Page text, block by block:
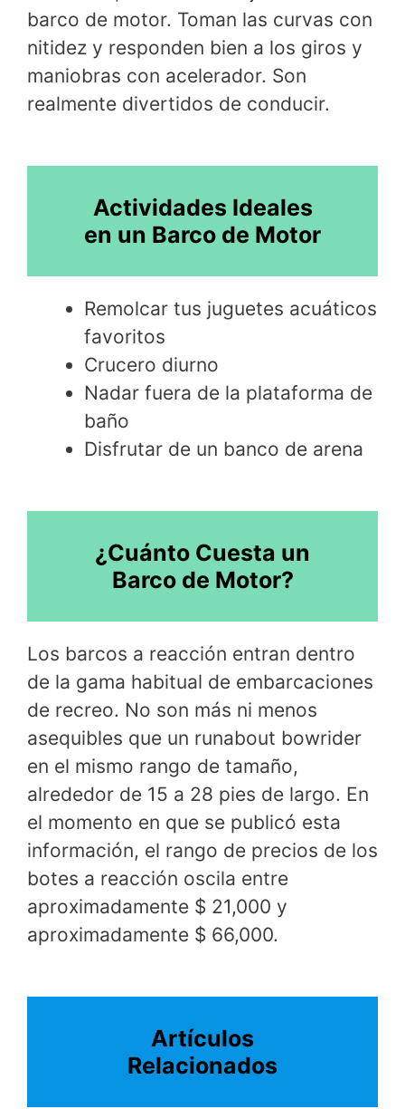
barco de motor. Toman las curvas con
nitidez y responden bien a los giros y
maniobras con acelerador. Son
realmente divertidos de conducir.
Actividades Ideales
en un Barco de Motor
Remolcar tus juguetes acuáticos
favoritos
Crucero diurno
Nadar fuera de la plataforma de
baño
Disfrutar de un banco de arena
¿Cuánto Cuesta un
Barco de Motor?
Los barcos a reacción entran dentro
de la gama habitual de embarcaciones
de recreo. No son más ni menos
asequibles que un runabout bowrider
en el mismo rango de tamaño,
alrededor de 15 a 28 pies de largo. En
el momento en que se publicó esta
información, el rango de precios de los
botes a reacción oscila entre
aproximadamente $ 21,000 y
aproximadamente $ 66,000.
Artículos
Relacionados